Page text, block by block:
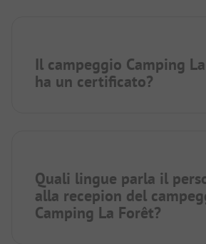
Il campeggio Camping
ha un certificato?
Quali lingue parla il
alla recepion del
Camping La Forêt?